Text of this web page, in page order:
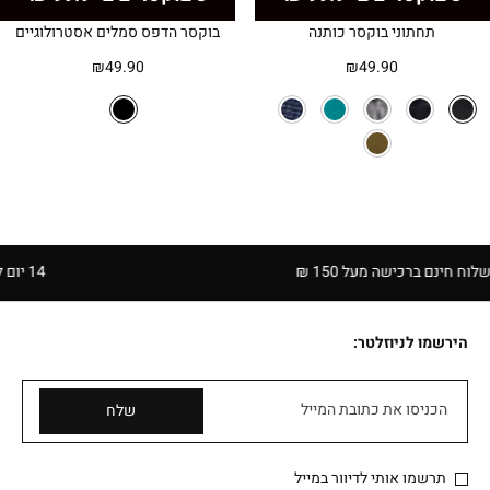
תחתוני בוקסר כותנה
₪49.90
בוקסר הדפס סמלים אסטרולוגיים
₪49.90
ברכישה מעל 150 ₪
הירשמו לניוזלטר:
הכניסו את כתובת המייל שלח
תרשמו אותי לדיוור במייל